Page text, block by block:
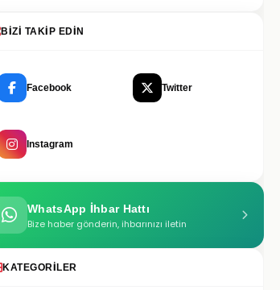
BIZI TAKIP EDIN
Facebook Twitter
Instagram
WhatsApp İhbar Hattı
Bize haber gönderin, ihbarınızı iletin
KATEGORILER